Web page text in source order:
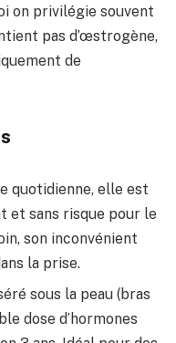
on privilégie souvent
pas d’œstrogène,
de
quotidienne, elle est
et sans risque pour le
son inconvénient
la prise.
sous la peau (bras
dose d’hormones